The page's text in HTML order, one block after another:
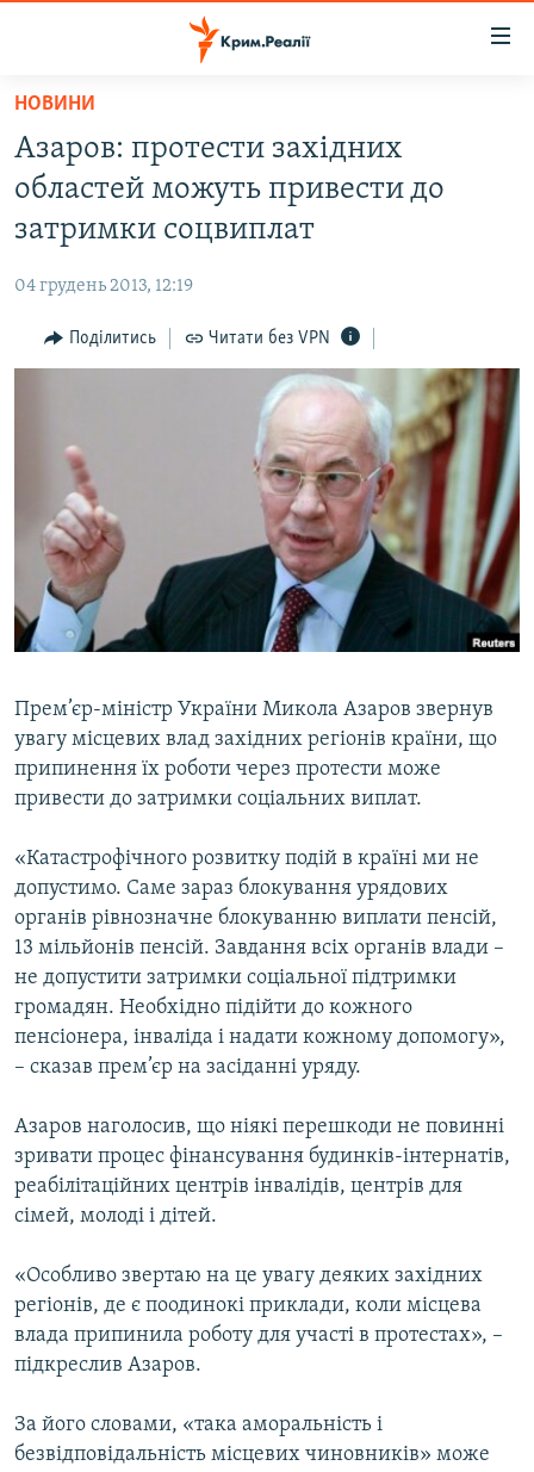
Перейти
основного
матеріалу
до
основної
навігації
Перейти
до
ВОДА.КРИМ
БЛОГИ
ПОГЛЯД
СПЕЦПРОЕКТИ
ДЕПОРТАЦІЯ
ВІДЕОУРОКИ «ELIFBE»
СВІДЧЕННЯ ОКУПАЦІЇ
УКРАЇНСЬКА ПРОБЛЕМА КРИМУ
ЯК ОБІЙТИ БЛОКУВАННЯ
Русский
Qırımtatar
Усі сайти RFE/RL
НОВИНИ
Азаров: протести західних
областей можуть привести до
затримки соцвиплат
04 грудень 2013, 12:19
Поділитись Читати без VPN
Прем’єр-міністр України Микола Азаров звернув
увагу місцевих влад західних регіонів країни, що
припинення їх роботи через протести може
привести до затримки соціальних виплат.
«Катастрофічного розвитку подій в країні ми не
допустимо. Саме зараз блокування урядових
органів рівнозначне блокуванню виплати пенсій,
13 мільйонів пенсій. Завдання всіх органів влади –
не допустити затримки соціальної підтримки
громадян. Необхідно підійти до кожного
пенсіонера, інваліда і надати кожному допомогу»,
– сказав прем’єр на засіданні уряду.
Азаров наголосив, що ніякі перешкоди не повинні
зривати процес фінансування будинків-інтернатів,
реабілітаційних центрів інвалідів, центрів для
сімей, молоді і дітей.
«Особливо звертаю на це увагу деяких західних
регіонів, де є поодинокі приклади, коли місцева
влада припинила роботу для участі в протестах», –
підкреслив Азаров.
За його словами, «така аморальність і
безвідповідальність місцевих чиновників» може